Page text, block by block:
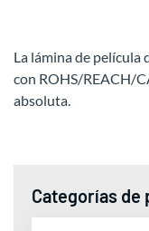
La lámina de película
con ROHS/REACH/
absoluta.
Categorías de